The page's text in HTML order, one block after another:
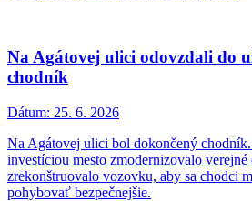
Na Agátovej ulici odovzdali do
chodník
Dátum: 25. 6. 2026
Na Agátovej ulici bol dokončený chodník.
investíciou mesto zmodernizovalo verejné
zrekonštruovalo vozovku, aby sa chodci
pohybovať bezpečnejšie.